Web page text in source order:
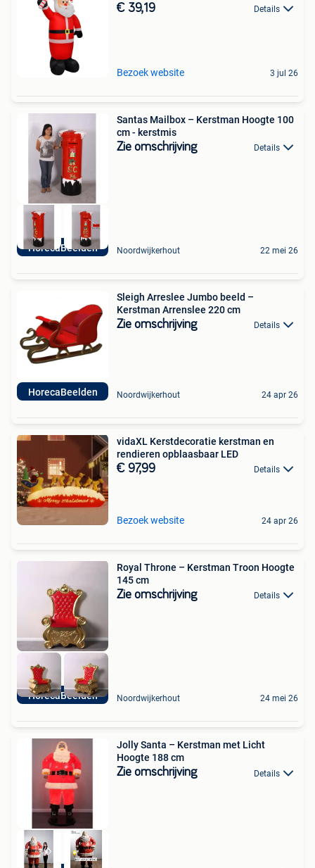
€ 39,19 Details
Bezoek website 3 jul 26
HorecaBeelden
Santas Mailbox – Kerstman Hoogte 100
cm - kerstmis
Zie omschrijving Details
Noordwijkerhout 22 mei 26
HorecaBeelden
Sleigh Arreslee Jumbo beeld –
Kerstman Arrenslee 220 cm
Zie omschrijving Details
Noordwijkerhout 24 apr 26
vidaXL Kerstdecoratie kerstman en
rendieren opblaasbaar LED
€ 97,99 Details
Bezoek website 24 apr 26
HorecaBeelden
Royal Throne – Kerstman Troon Hoogte
145 cm
Zie omschrijving Details
Noordwijkerhout 24 mei 26
Jolly Santa – Kerstman met Licht
Hoogte 188 cm
Zie omschrijving Details